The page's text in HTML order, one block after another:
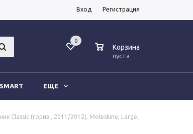
Вход Регистрация
0
Корзина
пуста
ЕЩЕ
Classic (гориз., 2011/2012), Moleskine, Large,